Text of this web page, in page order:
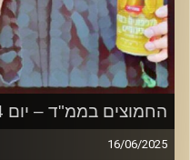
החמוצים בממ"ד – יום 4 למלחמה עם אירן
16/06/2025